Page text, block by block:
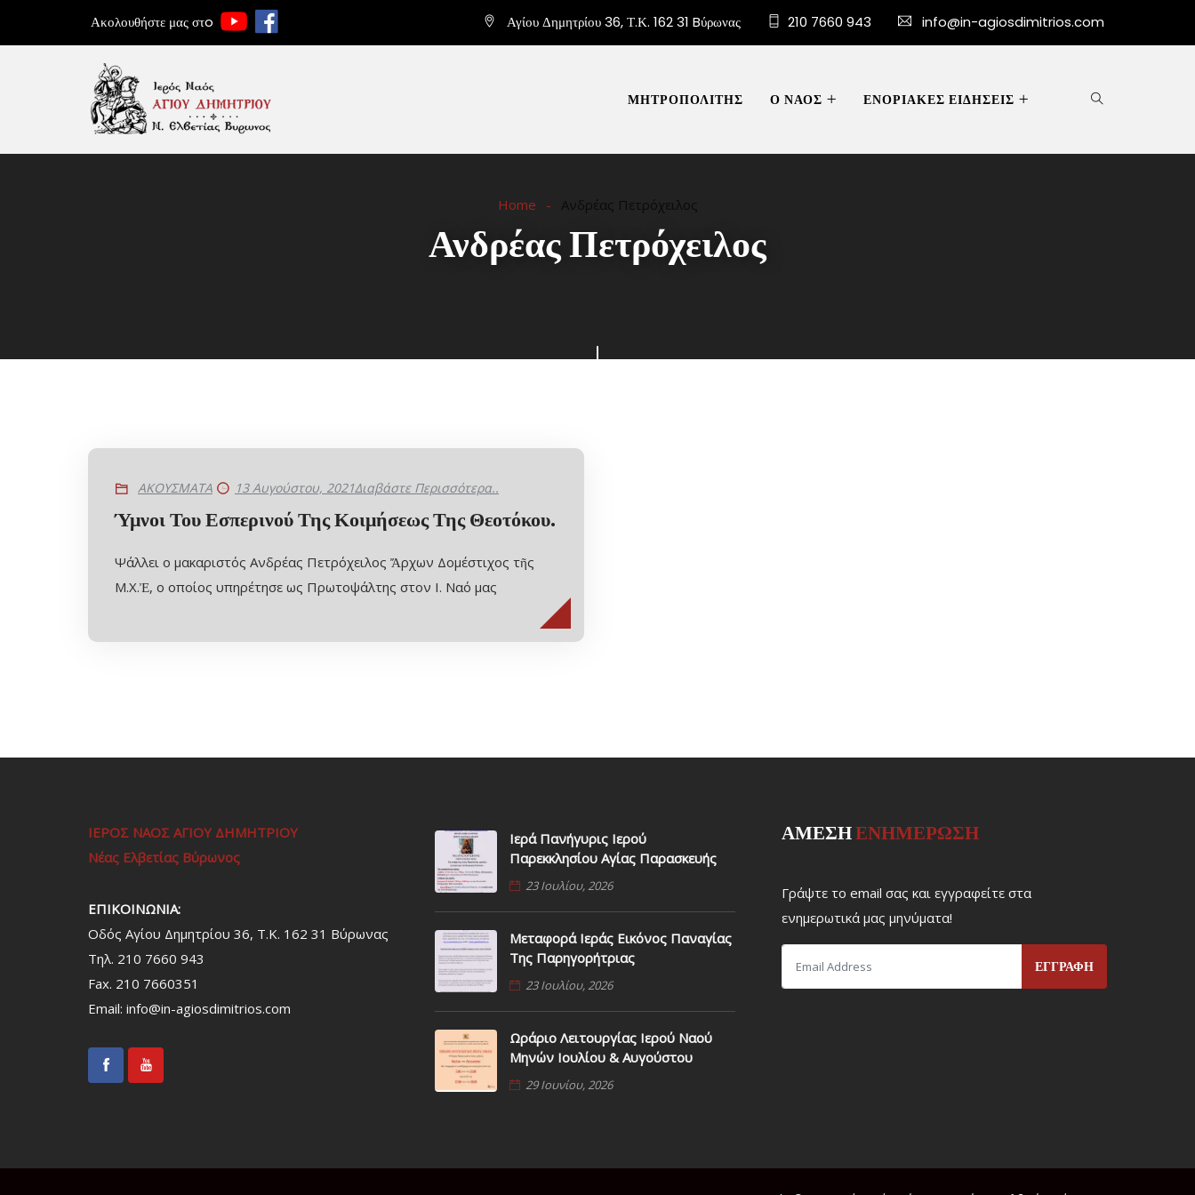
Ακολουθήστε μας στo Αγίου Δημητρίου 36, Τ.Κ. 162 31 Bύρωνας 210 7660 943 info@in-agiosdimitrios.com
ΜΗΤΡΟΠΟΛΙΤΗΣ Ο ΝΑΟΣ ΕΝΟΡΙΑΚΕΣ ΕΙΔΗΣΕΙΣ
Home Ανδρέας Πετρόχειλος
Ανδρέας Πετρόχειλος
ΑΚΟΥΣΜΑΤΑ 13 Αυγούστου, 2021Διαβάστε Περισσότερα..
Ύμνοι Του Εσπερινού Της Κοιμήσεως Της Θεοτόκου.
Ψάλλει ο μακαριστός Ανδρέας Πετρόχειλος Ἄρχων Δομέστιχος τῆς
Μ.Χ.Ἐ, ο οποίος υπηρέτησε ως Πρωτοψάλτης στον Ι. Ναό μας
ΙΕΡΟΣ ΝΑΟΣ ΑΓΙΟΥ ΔΗΜΗΤΡΙΟΥ
Νέας Ελβετίας Βύρωνος
ΕΠΙΚΟΙΝΩΝΙΑ:
Οδός Αγίου Δημητρίου 36, Τ.Κ. 162 31 Bύρωνας
Τηλ. 210 7660 943
Fax. 210 7660351
Email: info@in-agiosdimitrios.com
Ιερά Πανήγυρις Ιερού
Παρεκκλησίου Αγίας Παρασκευής
23 Ιουλίου, 2026
Μεταφορά Ιεράς Εικόνος Παναγίας
Της Παρηγορήτριας
23 Ιουλίου, 2026
Ωράριο Λειτουργίας Ιερού Ναού
Μηνών Ιουλίου & Αυγούστου
29 Ιουνίου, 2026
ΑΜΕΣΗΕΝΗΜΕΡΩΣΗ
Γράψτε το email σας και εγγραφείτε στα
ενημερωτικά μας μηνύματα!